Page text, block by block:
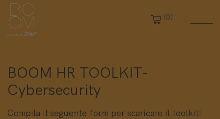
(0)
BOOM HR TOOLKIT-
Cybersecurity
Compila il seguente form per scaricare il toolkit!